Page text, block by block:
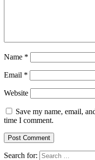
Name *
Email *
Website
Save my name, email,
time I comment.
Search for: